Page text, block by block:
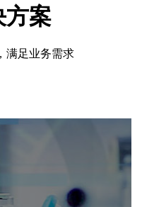
方案
满足业务需求